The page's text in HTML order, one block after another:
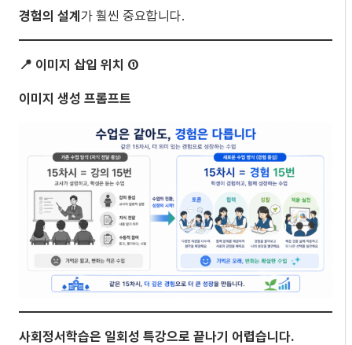
경험의 설계 가 훨씬 중요합니다.
📍 이미지 삽입 위치 ①
이미지 생성 프롬프트
사회정서학습은 일회성 특강으로 끝나기 어렵습니다.